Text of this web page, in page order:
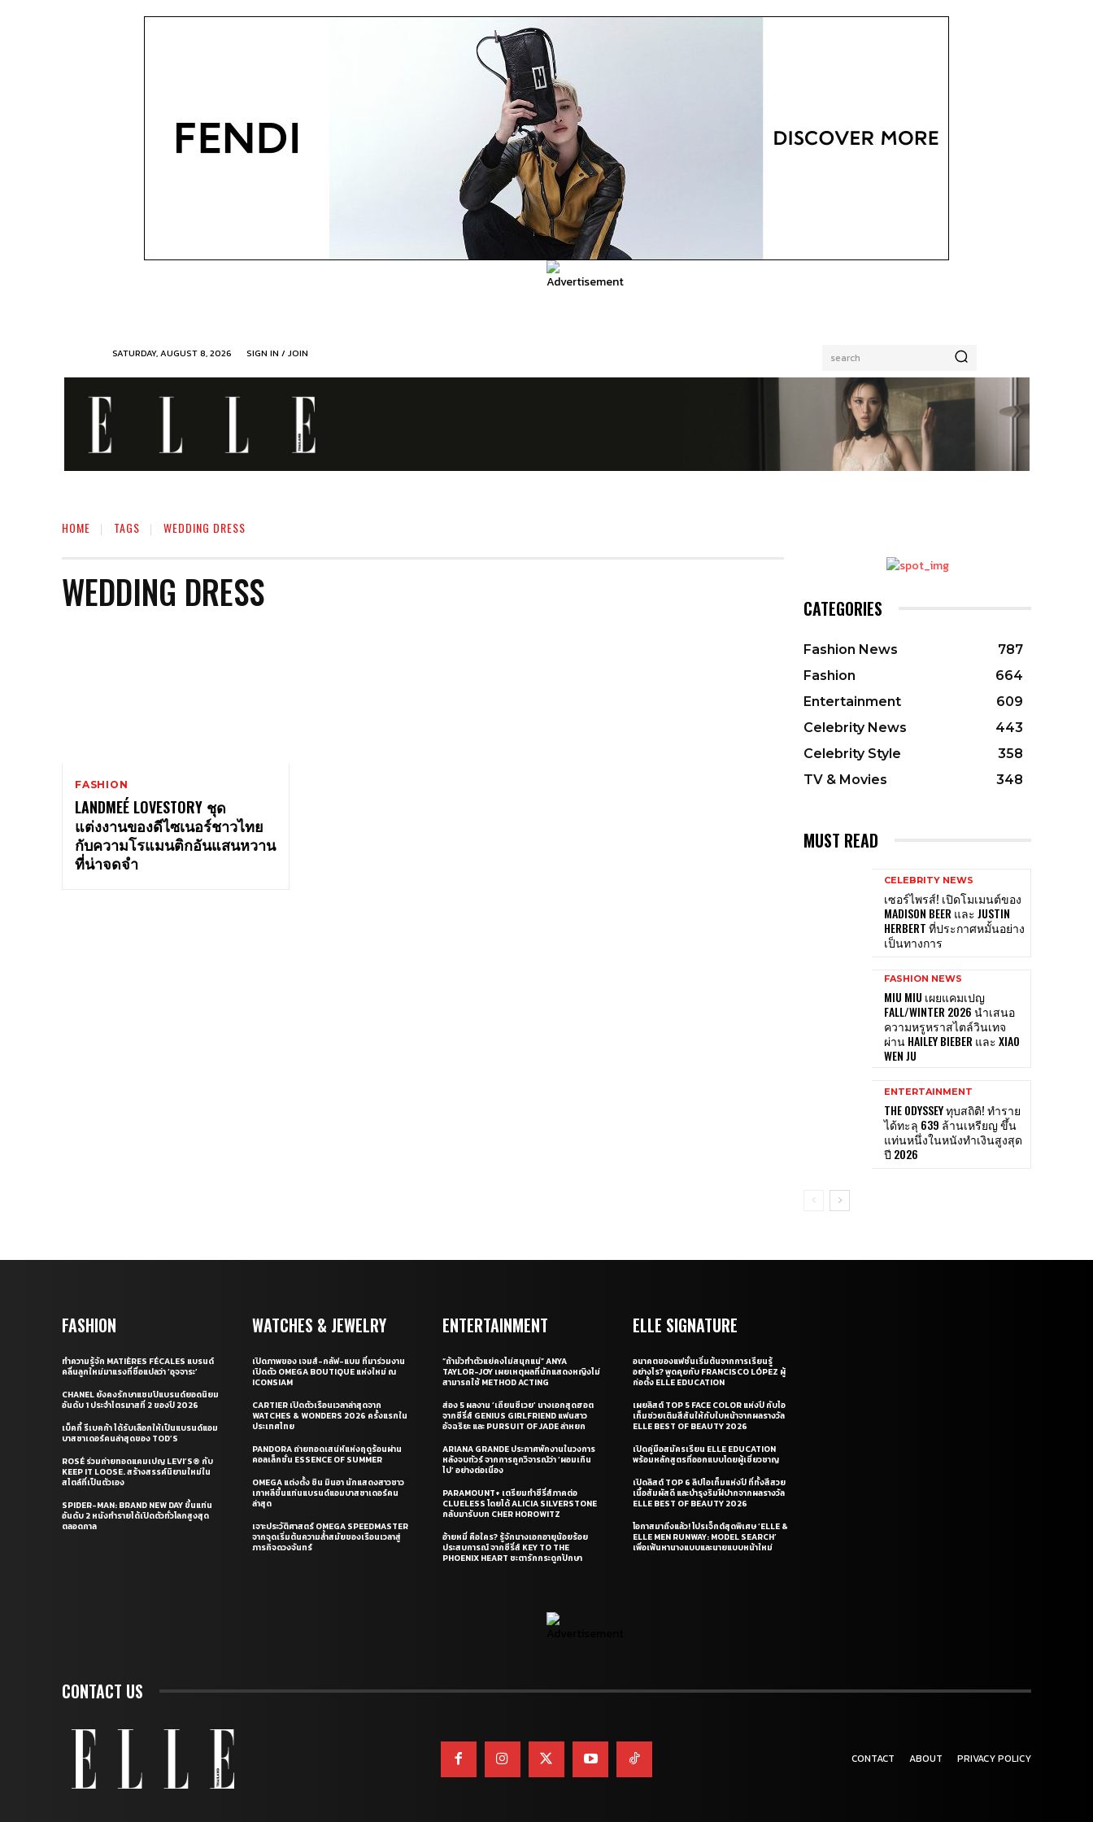
SATURDAY, AUGUST 8, 2026 search
SIGN IN / JOIN
HOME TAGS WEDDING DRESS
WEDDING DRESS
FASHION
LANDMEÉ LOVESTORY ชุด
แต่งงานของดีไซเนอร์ชาวไทย
กับความโรแมนติกอันแสนหวาน
ที่น่าจดจำ
CATEGORIES
Fashion News
787
Fashion
664
Entertainment
609
Celebrity News
443
Celebrity Style
358
TV & Movies
348
MUST READ
CELEBRITY NEWS
เซอร์ไพรส์! เปิดโมเมนต์ของ
MADISON BEER และ JUSTIN
HERBERT ที่ประกาศหมั้นอย่าง
เป็นทางการ
FASHION NEWS
MIU MIU เผยแคมเปญ
FALL/WINTER 2026 นำเสนอ
ความหรูหราสไตล์วินเทจ
ผ่าน HAILEY BIEBER และ XIAO
WEN JU
ENTERTAINMENT
THE ODYSSEY ทุบสถิติ! ทำราย
ได้ทะลุ 639 ล้านเหรียญ ขึ้น
แท่นหนึ่งในหนังทำเงินสูงสุด
ปี 2026
FASHION
ทำความรู้จัก MATIÈRES FÉCALES แบรนด์
คลื่นลูกใหม่มาแรงที่ชื่อแปลว่า ‘อุจจาระ’
CHANEL ยังคงรักษาแชมป์แบรนด์ยอดนิยม
อันดับ 1 ประจำไตรมาสที่ 2 ของปี 2026
เบ็คกี้ รีเบคก้า ได้รับเลือกให้เป็นแบรนด์แอม
บาสซาเดอร์คนล่าสุดของ TOD’S
ROSÉ ร่วมถ่ายทอดแคมเปญ LEVI’S® กับ
KEEP IT LOOSE. สร้างสรรค์นิยามใหม่ใน
สไตล์ที่เป็นตัวเอง
SPIDER-MAN: BRAND NEW DAY ขึ้นแท่น
อันดับ 2 หนังทำรายได้เปิดตัวทั่วโลกสูงสุด
ตลอดกาล
WATCHES & JEWELRY
เปิดภาพของ เจมส์-กลัฟ-แบม ที่มาร่วมงาน
เปิดตัว OMEGA BOUTIQUE แห่งใหม่ ณ
ICONSIAM
CARTIER เปิดตัวเรือนเวลาล่าสุดจาก
WATCHES & WONDERS 2026 ครั้งแรกใน
ประเทศไทย
PANDORA ถ่ายทอดเสน่ห์แห่งฤดูร้อนผ่าน
คอลเล็กชั่น ESSENCE OF SUMMER
OMEGA แต่งตั้ง ชิน มินอา นักแสดงสาวชาว
เกาหลีขึ้นแท่นแบรนด์แอมบาสซาเดอร์คน
ล่าสุด
เจาะประวัติศาสตร์ OMEGA SPEEDMASTER
จากจุดเริ่มต้นความล้ำสมัยของเรือนเวลาสู่
ภารกิจดวงจันทร์
ENTERTAINMENT
“ถ้ามัวทำตัวแย่คงไม่สนุกแน่” ANYA
TAYLOR-JOY เผยเหตุผลที่นักแสดงหญิงไม่
สามารถใช้ METHOD ACTING
ส่อง 5 ผลงาน ‘เถียนซีเวย’ นางเอกสุดฮอต
จากซีรี่ส์ GENIUS GIRLFRIEND แฟนสาว
อัจฉริยะ และ PURSUIT OF JADE ล่าหยก
ARIANA GRANDE ประกาศพักงานในวงการ
หลังจบทัวร์ จากการถูกวิจารณ์ว่า ‘ผอมเกิน
ไป’ อย่างต่อเนื่อง
PARAMOUNT+ เตรียมทำซีรี่ส์ภาคต่อ
CLUELESS โดยได้ ALICIA SILVERSTONE
กลับมารับบท CHER HOROWITZ
อ้ายหมี่ คือใคร? รู้จักนางเอกอายุน้อยร้อย
ประสบการณ์ จากซีรี่ส์ KEY TO THE
PHOENIX HEART ชะตารักกระดูกปักษา
ELLE SIGNATURE
อนาคตของแฟชั่นเริ่มต้นจากการเรียนรู้
อย่างไร? พูดคุยกับ FRANCISCO LÓPEZ ผู้
ก่อตั้ง ELLE EDUCATION
เผยลิสต์ TOP 5 FACE COLOR แห่งปี กับไอ
เท็มช่วยเติมสีสันให้กับใบหน้าจากผลรางวัล
ELLE BEST OF BEAUTY 2026
เปิดคู่มือสมัครเรียน ELLE EDUCATION
พร้อมหลักสูตรที่ออกแบบโดยผู้เชี่ยวชาญ
เปิดลิสต์ TOP 6 ลิปไอเท็มแห่งปี ที่ทั้งสีสวย
เนื้อสัมผัสดี และบำรุงริมฝีปากจากผลรางวัล
ELLE BEST OF BEAUTY 2026
โอกาสมาถึงแล้ว! โปรเจ็กต์สุดพิเศษ ‘ELLE &
ELLE MEN RUNWAY: MODEL SEARCH’
เพื่อเฟ้นหานางแบบและนายแบบหน้าใหม่
CONTACT US
CONTACT ABOUT PRIVACY POLICY